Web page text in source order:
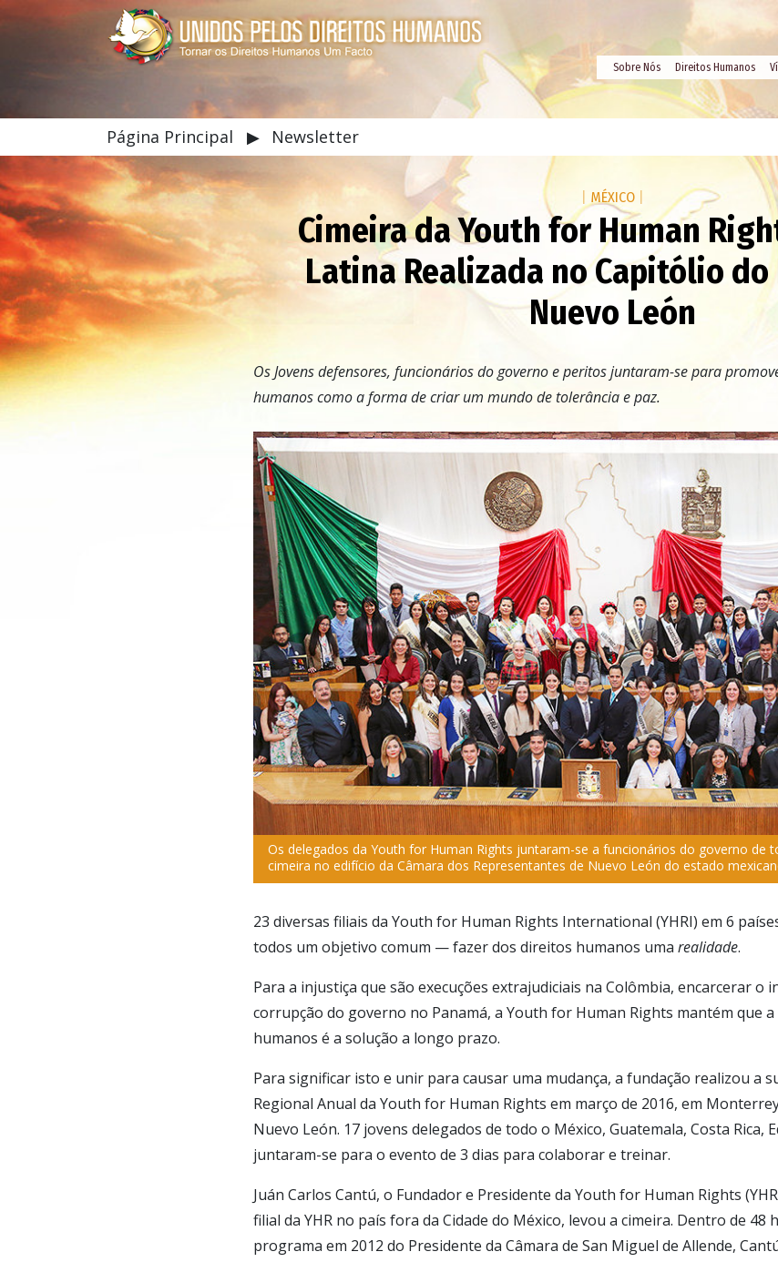
Sobre Nós Direitos Humanos
Página Principal ▶ Newsletter
MÉXICO
Cimeira da Youth for Human
Latina Realizada no Capitólio do
Nuevo León
Os Jovens defensores, funcionários do governo e peritos juntaram-se para
humanos como a forma de criar um mundo de tolerância e paz.
Os delegados da Youth for Human Rights juntaram-se a funcionários do governo de
cimeira no edifício da Câmara dos Representantes de Nuevo León do estado
23 diversas filiais da Youth for Human Rights International (YHRI) em 6
todos um objetivo comum — fazer dos direitos humanos umarealidade.
Para a injustiça que são execuções extrajudiciais na Colômbia, encarcerar o
corrupção do governo no Panamá, a Youth for Human Rights mantém que
humanos é a solução a longo prazo.
Para significar isto e unir para causar uma mudança, a fundação realizou a
Regional Anual da Youth for Human Rights em março de 2016, em
Nuevo León. 17 jovens delegados de todo o México, Guatemala, Costa Rica,
juntaram-se para o evento de 3 dias para colaborar e treinar.
Juán Carlos Cantú, o Fundador e Presidente da Youth for Human Rights
filial da YHR no país fora da Cidade do México, levou a cimeira. Dentro de 48
programa em 2012 do Presidente da Câmara de San Miguel de Allende,